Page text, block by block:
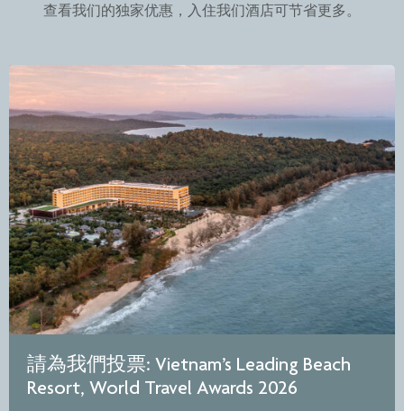
查看我们的独家优惠，入住我们酒店可节省更多。
請為我們投票: Vietnam’s Leading Beach
Resort, World Travel Awards 2026